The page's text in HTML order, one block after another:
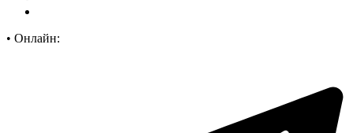
• Онлайн: